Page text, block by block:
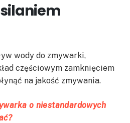
wody do zmywarki,
częściowym zamknięciem
na jakość zmywania.
o niestandardowych